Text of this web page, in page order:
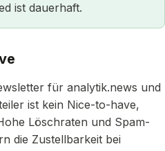
ist dauerhaft.
für analytik.news und
ist kein Nice-to-have,
Löschraten und Spam-
die Zustellbarkeit bei